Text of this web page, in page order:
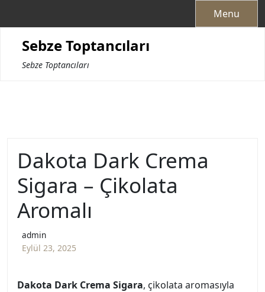
Menu
Sebze Toptancıları
Sebze Toptancıları
Dakota Dark Crema
Sigara – Çikolata
Aromalı
admin
Eylül 23, 2025
Dakota Dark Crema Sigara, çikolata aromasıyla